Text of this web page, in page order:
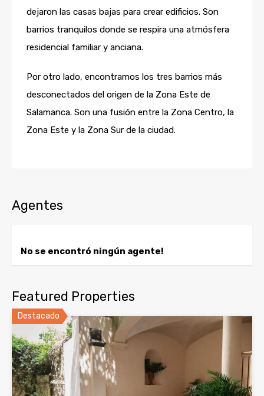
dejaron las casas bajas para crear edificios. Son
barrios tranquilos donde se respira una atmósfera
residencial familiar y anciana.
Por otro lado, encontramos los tres barrios más
desconectados del origen de la Zona Este de
Salamanca. Son una fusión entre la Zona Centro, la
Zona Este y la Zona Sur de la ciudad.
Agentes
No se encontró ningún agente!
Featured Properties
Destacado